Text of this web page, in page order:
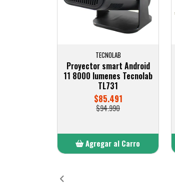
TECNOLAB
Proyector smart Android
11 8000 lumenes Tecnolab
TL731
$85.491
$94.990
Agregar al Carro